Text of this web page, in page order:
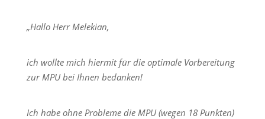
„Hallo Herr Melekian,
ich wollte mich hiermit für die optimale Vorbereitung
zur MPU bei Ihnen bedanken!
Ich habe ohne Probleme die MPU (wegen 18 Punkten)